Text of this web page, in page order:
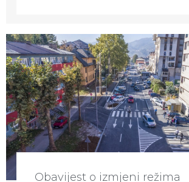
Obavijest o izmjeni režima